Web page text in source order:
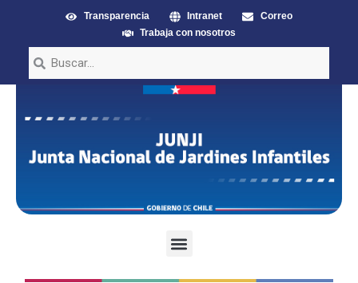
Transparencia Intranet
Correo
Trabaja con nosotros